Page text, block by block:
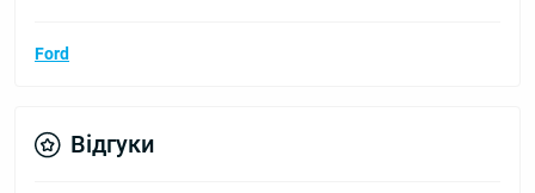
Ford
Відгуки